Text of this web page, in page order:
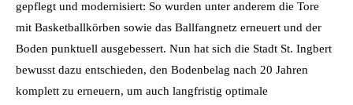
gepflegt und modernisiert: So wurden unter anderem die Tore
mit Basketballkörben sowie das Ballfangnetz erneuert und der
Boden punktuell ausgebessert. Nun hat sich die Stadt St. Ingbert
bewusst dazu entschieden, den Bodenbelag nach 20 Jahren
komplett zu erneuern, um auch langfristig optimale